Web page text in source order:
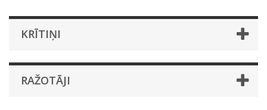
KRĪTIŅI
RAŽOTĀJI